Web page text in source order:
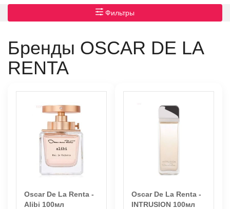
Фильтры
Бренды OSCAR DE LA
RENTA
Oscar De La Renta -
Alibi 100мл
Oscar De La Renta -
INTRUSION 100мл